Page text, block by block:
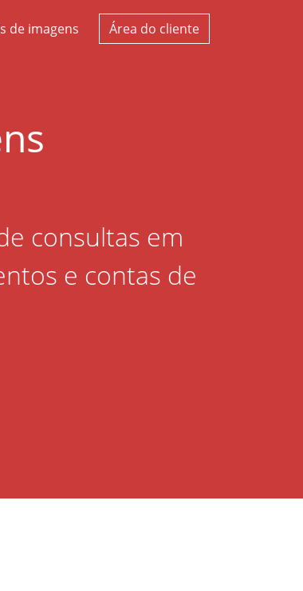
de imagens Área do cliente
consultas em
e contas de